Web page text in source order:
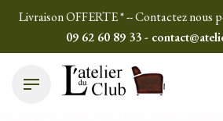
Livraison OFFERTE * -- Contactez nous
09 62 60 89 33 -